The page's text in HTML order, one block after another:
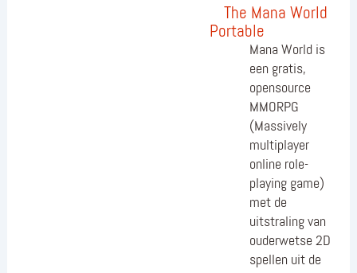
The Mana World
Portable
Mana World is
een gratis,
opensource
MMORPG
(Massively
multiplayer
online role-
playing game)
met de
uitstraling van
ouderwetse 2D
spellen uit de